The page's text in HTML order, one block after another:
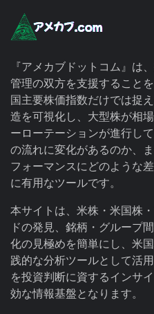
『アメカブドットコム』は
管理の双方を支援すること
国主要株価指数だけでは捉
造を可視化し、大型株が相
ーローテーションが進行し
の流れに変化があるのか、
フォーマンスにどのような
に有用なツールです。
本サイトは、米株・米国株
ドの発見、銘柄・グループ
化の見極めを簡単にし、米
践的な分析ツールとして活
を投資判断に資するインサ
効な情報基盤となります。